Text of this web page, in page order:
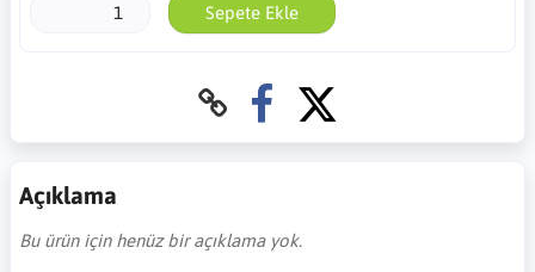
Sepete Ekle
Açıklama
Bu ürün için henüz bir açıklama yok.